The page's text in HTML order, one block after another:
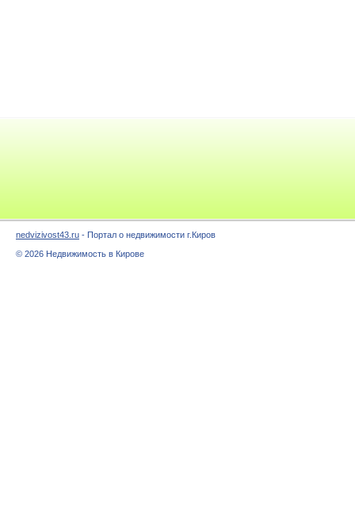
nedvizivost43.ru - Портал о недвижимости г.Киров
© 2026 Недвижимость в Кирове